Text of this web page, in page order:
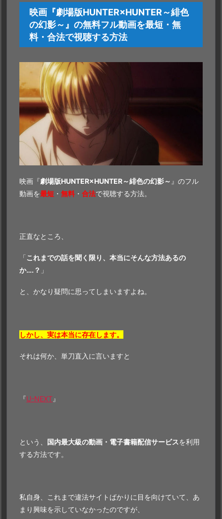
映画『劇場版HUNTER×HUNTER～緋色
の幻影～』の無料フル動画を最短・無
料・合法で視聴する方法
映画『劇場版HUNTER×HUNTER～緋色の幻影～ 』のフル
動画を最短 ・ 無料 ・ 合法で視聴する方法。
正直なところ、
「これまでの話を聞く限り、本当にそんな方法あるの
か….？ 」
と、かなり疑問に思ってしまいますよね。
しかし、実は本当に存在します。
それは何か、単刀直入に言いますと
『U-NEXT』
という、 国内最大級の動画・電子書籍配信サービスを利用
する方法です。
私自身、これまで違法サイトばかりに目を向けていて、あ
まり興味を示していなかったのですが、